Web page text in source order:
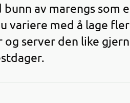
bunn av marengs
variere med å lage
server den like